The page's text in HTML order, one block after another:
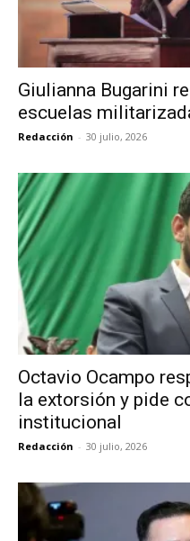
Giulianna Bugarini
escuelas
Redacción - 30 julio, 2026
Octavio Ocampo
la extorsión y pide
institucional
Redacción - 30 julio, 2026